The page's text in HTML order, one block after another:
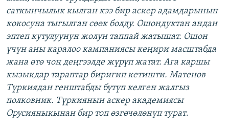
саткынчылык кылган кээ бир аскер адамдарынын
кокосуна тыгылган сөөк болду. Ошондуктан андан
эптеп кутулуунун жолун таппай жатышат. Ошон
үчүн аны каралоо кампаниясы кеңири масштабда
жана өтө чоң деңгээлде жүрүп жатат. Ага каршы
кызыкдар тараптар биригип кетишти. Матенов
Түркиядан генштабды бүтүп келген жалгыз
полковник. Түркиянын аскер академиясы
Орусияныкынан бир топ өзгөчөлөнүп турат.